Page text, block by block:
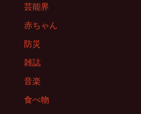
芸能界
赤ちゃん
防災
雑誌
音楽
食べ物